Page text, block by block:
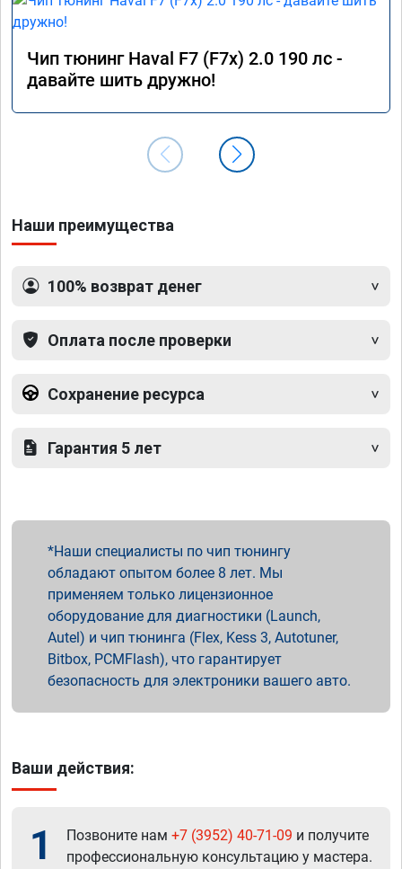
Чип тюнинг Haval F7 (F7x) 2.0 190 лс -
давайте шить дружно!
Наши преимущества
100% возврат денег
Оплата после проверки
Сохранение ресурса
Гарантия 5 лет
Наши специалисты по чип тюнингу
обладают опытом более 8 лет. Мы
применяем только лицензионное
оборудование для диагностики (Launch,
Autel) и чип тюнинга (Flex, Kess 3, Autotuner,
Bitbox, PCMFlash), что гарантирует
безопасность для электроники вашего авто.
Ваши действия:
1 Позвоните нам +7 (3952) 40-71-09 и получите
профессиональную консультацию у мастера.